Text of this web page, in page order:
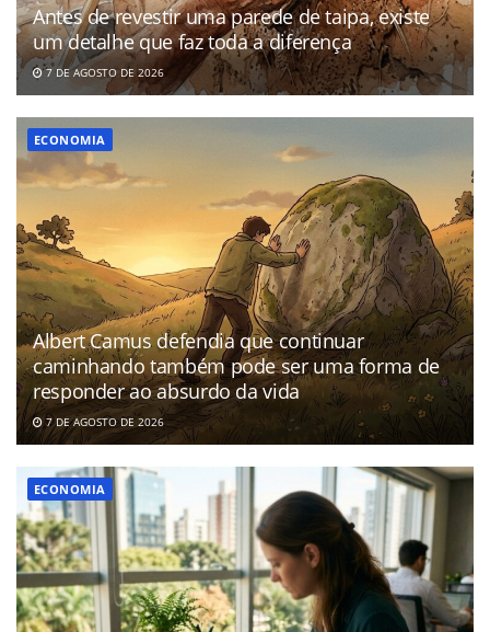
Antes de revestir uma parede de taipa, existe
um detalhe que faz toda a diferença
7 DE AGOSTO DE 2026
ECONOMIA
Albert Camus defendia que continuar
caminhando também pode ser uma forma de
responder ao absurdo da vida
7 DE AGOSTO DE 2026
ECONOMIA